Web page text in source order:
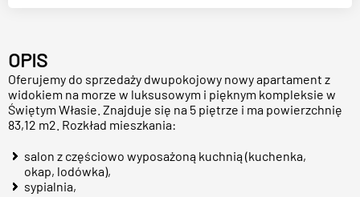
OPIS
Oferujemy do sprzedaży dwupokojowy nowy apartament z
widokiem na morze w luksusowym i pięknym kompleksie w
Świętym Własie. Znajduje się na 5 piętrze i ma powierzchnię
83,12 m2. Rozkład mieszkania:
salon z częściowo wyposażoną kuchnią (kuchenka,
okap, lodówka),
sypialnia,